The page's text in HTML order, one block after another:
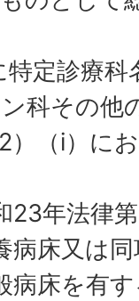
特定診療
科その他
）（i）に
23年法律
病床又は
病床を有